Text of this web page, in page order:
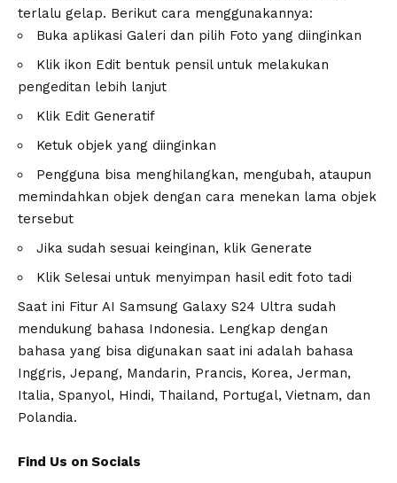
terlalu gelap. Berikut cara menggunakannya:
Buka aplikasi Galeri dan pilih Foto yang diinginkan
Klik ikon Edit bentuk pensil untuk melakukan
pengeditan lebih lanjut
Klik Edit Generatif
Ketuk objek yang diinginkan
Pengguna bisa menghilangkan, mengubah, ataupun
memindahkan objek dengan cara menekan lama objek
tersebut
Jika sudah sesuai keinginan, klik Generate
Klik Selesai untuk menyimpan hasil edit foto tadi
Saat ini Fitur AI Samsung Galaxy S24 Ultra sudah
mendukung bahasa Indonesia. Lengkap dengan
bahasa yang bisa digunakan saat ini adalah bahasa
Inggris, Jepang, Mandarin, Prancis, Korea, Jerman,
Italia, Spanyol, Hindi, Thailand, Portugal, Vietnam, dan
Polandia.
Find Us on Socials